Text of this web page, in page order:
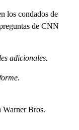
los condados de
de CNN
adicionales.
Bros.